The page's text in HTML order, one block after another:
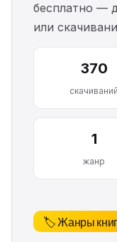
бесплатно —
или
370
скачиваний
1
жанр
🏷️ Жанры